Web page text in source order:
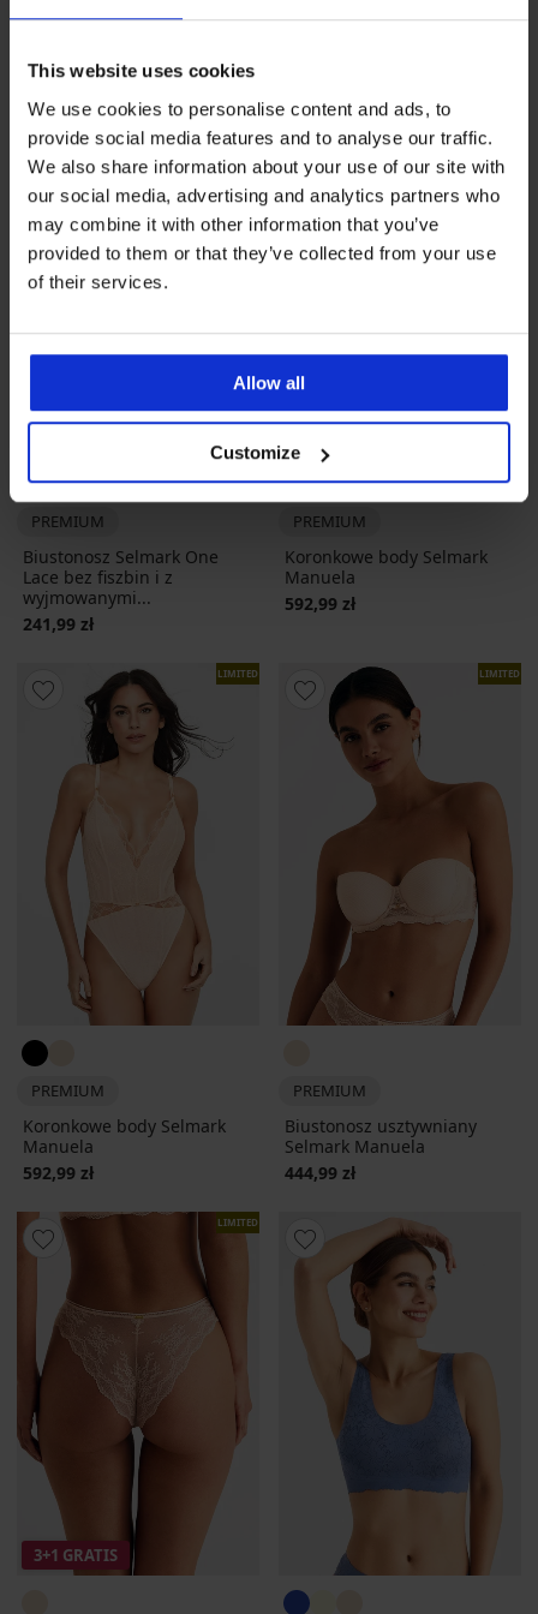
This website uses cookies
We use cookies to personalise content and ads, to
provide social media features and to analyse our traffic.
We also share information about your use of our site with
our social media, advertising and analytics partners who
may combine it with other information that you’ve
provided to them or that they’ve collected from your use
of their services.
Allow all
Customize
Shaper
PREMIUM
Biustonosz Selmark One
Lace bez fiszbin i z
wyjmowanymi...
241,99 zł
PREMIUM
Koronkowe body Selmark
Manuela
592,99 zł
LIMITED
PREMIUM
Koronkowe body Selmark
Manuela
592,99 zł
LIMITED
PREMIUM
Biustonosz usztywniany
Selmark Manuela
444,99 zł
LIMITED
3+1 GRATIS